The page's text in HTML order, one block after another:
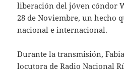
liberación del jóven cóndor
28 de Noviembre, un hecho
nacional e internacional.
Durante la transmisión,
locutora de Radio Nacional